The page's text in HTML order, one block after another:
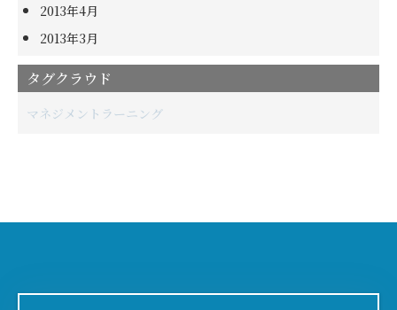
2013年4月
2013年3月
タグクラウド
マネジメント ラーニング